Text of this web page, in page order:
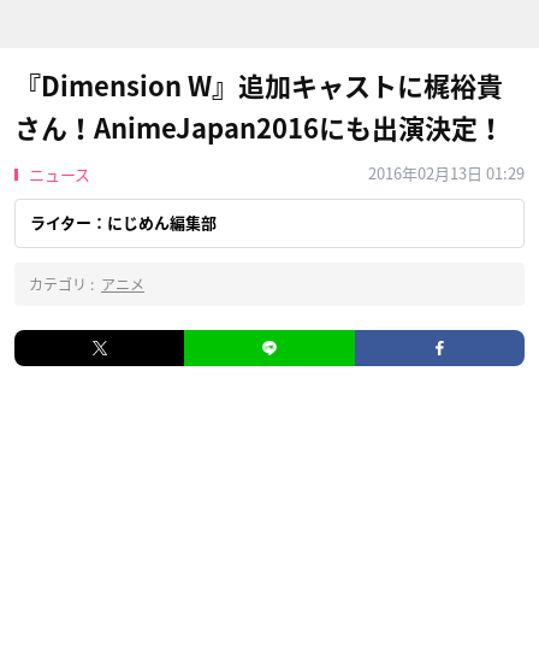
『Dimension W』追加キャストに梶裕貴
さん！AnimeJapan2016にも出演決定！
ニュース 2016年02月13日 01:29
ライター：にじめん編集部
カテゴリ : アニメ